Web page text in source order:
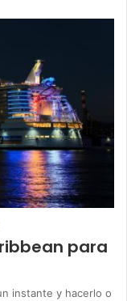
para
instante y hacerlo o